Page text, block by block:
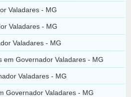
Valadares - MG
Valadares - MG
Valadares - MG
em Governador Valadares - MG
Valadares - MG
Governador Valadares - MG